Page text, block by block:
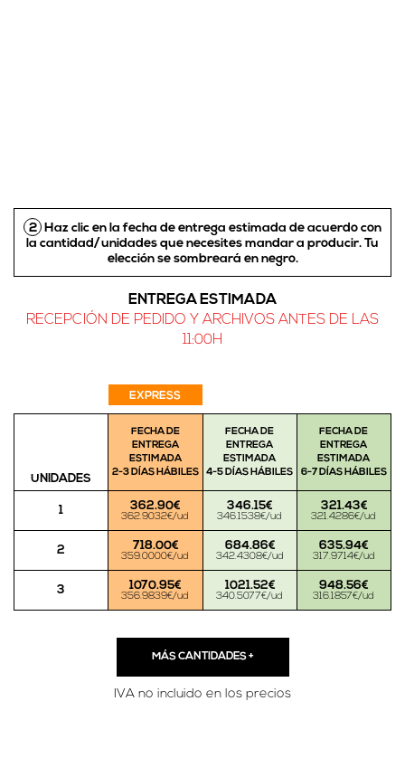
2 Haz clic en la fecha de entrega estimada de acuerdo con
la cantidad/unidades que necesites mandar a producir. Tu
elección se sombreará en negro.
ENTREGA ESTIMADA
RECEPCIÓN DE PEDIDO Y ARCHIVOS ANTES DE LAS
11:00H
UNIDADES
FECHA DE
ENTREGA
ESTIMADA
2-3 DÍAS HÁBILES
EXPRESS
FECHA DE
ENTREGA
ESTIMADA
4-5 DÍAS HÁBILES
FECHA DE
ENTREGA
ESTIMADA
6-7 DÍAS HÁBILES
1 362.90€
362.9032€/ud
346.15€
346.1538€/ud
321.43€
321.4286€/ud
2 718.00€
359.0000€/ud
684.86€
342.4308€/ud
635.94€
317.9714€/ud
3 1070.95€
356.9839€/ud
1021.52€
340.5077€/ud
948.56€
316.1857€/ud
MÁS CANTIDADES+
IVA no incluido en los precios